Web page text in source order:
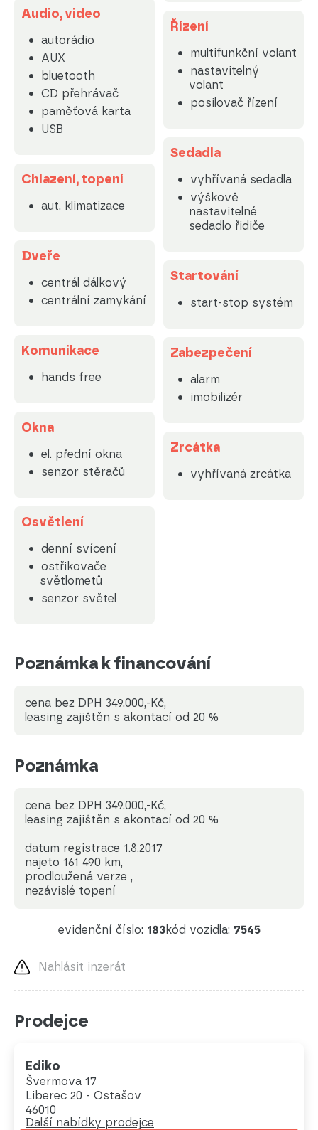
Audio, video
autorádio
AUX
bluetooth
CD přehrávač
paměťová karta
USB
Chlazení, topení
aut. klimatizace
Dveře
centrál dálkový
centrální zamykání
Komunikace
hands free
Okna
el. přední okna
senzor stěračů
Osvětlení
denní svícení
ostřikovače
světlometů
senzor světel
Řízení
multifunkční volant
nastavitelný
volant
posilovač řízení
Sedadla
vyhřívaná sedadla
výškově
nastavitelné
sedadlo řidiče
Startování
start-stop systém
Zabezpečení
alarm
imobilizér
Zrcátka
vyhřívaná zrcátka
Poznámka k financování
cena bez DPH 349.000,-Kč,
leasing zajištěn s akontací od 20 %
Poznámka
cena bez DPH 349.000,-Kč,
leasing zajištěn s akontací od 20 %
datum registrace 1.8.2017
najeto 161 490 km,
prodloužená verze ,
nezávislé topení
evidenční číslo: 183kód vozidla: 7545
Nahlásit inzerát
Prodejce
Ediko
Švermova 17
Liberec 20 - Ostašov
46010
Další nabídky prodejce